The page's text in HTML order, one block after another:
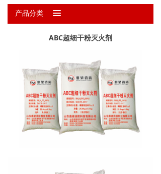
끀
产品分类
ABC超细干粉灭火剂